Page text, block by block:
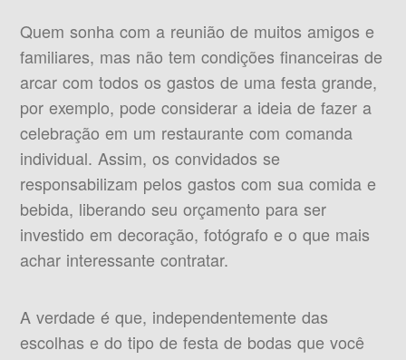
Quem sonha com a reunião de muitos amigos e
familiares, mas não tem condições financeiras de
arcar com todos os gastos de uma festa grande,
por exemplo, pode considerar a ideia de fazer a
celebração em um restaurante com comanda
individual. Assim, os convidados se
responsabilizam pelos gastos com sua comida e
bebida, liberando seu orçamento para ser
investido em decoração, fotógrafo e o que mais
achar interessante contratar.
A verdade é que, independentemente das
escolhas e do tipo de festa de bodas que você